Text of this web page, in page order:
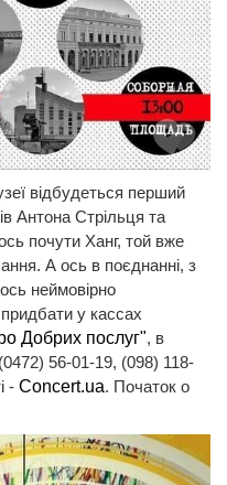
відбудеться перший
Антона Стрільця та
почути Ханг, той вже
А ось в поєднанні, з
неймовірно
у кассах
Добрих послуг", в
56-01-19, (098) 118-
- Concert.ua. Початок о